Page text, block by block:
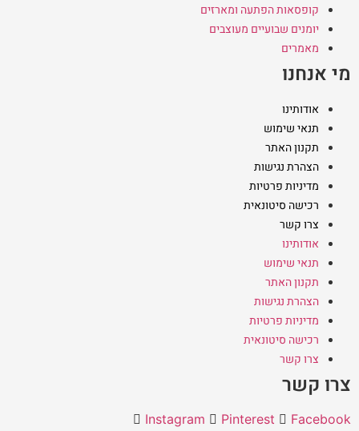
קופסאות הפתעה ומארזים
יומנים שבועיים מעוצבים
מאמרים
מי אנחנו
אודותינו
תנאי שימוש
תקנון האתר
הצהרת נגישות
מדיניות פרטיות
רכישה סיטונאית
צרו קשר
אודותינו
תנאי שימוש
תקנון האתר
הצהרת נגישות
מדיניות פרטיות
רכישה סיטונאית
צרו קשר
צרו קשר
Instagram Pinterest Facebook